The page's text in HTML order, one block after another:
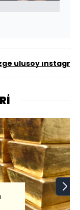
ulusoy